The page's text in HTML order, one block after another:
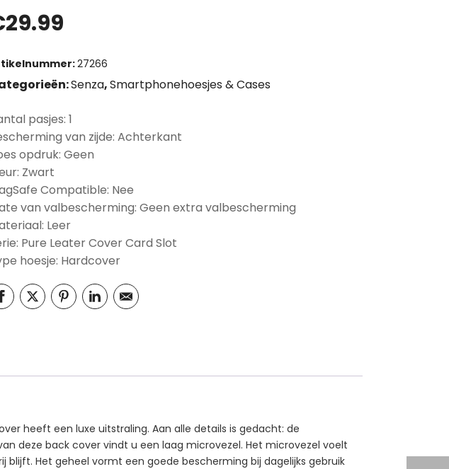
29.99
27266
Senza,Smartphonehoesjes & Cases
pasjes: 1
van zijde: Achterkant
opdruk: Geen
Zwart
Compatible: Nee
van valbescherming: Geen extra valbescherming
Leer
Pure Leater Cover Card Slot
hoesje: Hardcover
heeft een luxe uitstraling. Aan alle details is gedacht: de
deze back cover vindt u een laag microvezel. Het microvezel voelt
Het geheel vormt een goede bescherming bij dagelijks gebruik